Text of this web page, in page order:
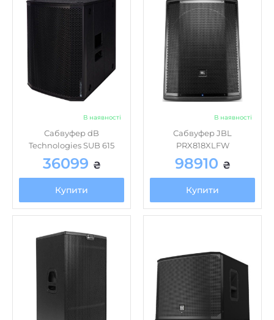
В наявності
Сабвуфер dB
Technologies SUB 615
36099 ₴
Купити
В наявності
Сабвуфер JBL
PRX818XLFW
98910 ₴
Купити